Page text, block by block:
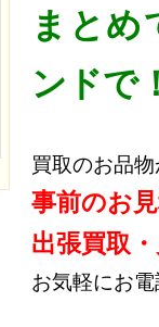
まとめ
ンドで
買取のお品
事前のお
出張買取
お気軽にお